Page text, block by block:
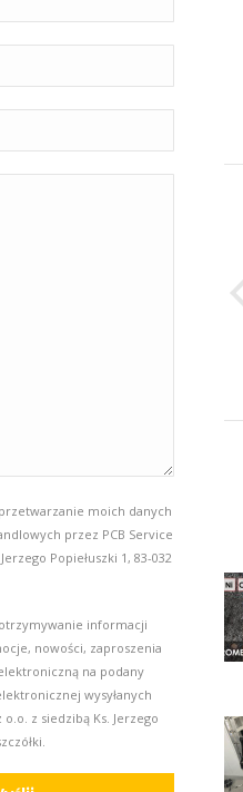
moich danych
przez PCB Service
Popiełuszki 1, 83-032
informacji
nowości, zaproszenia
na podany
wysyłanych
o.o. z siedzibą Ks. Jerzego